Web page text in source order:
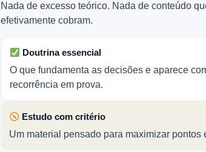
Nada de excesso teórico. Nada de conteúdo
efetivamente cobram.
Doutrina essencial
O que fundamenta as decisões e aparece
recorrência em prova.
Estudo com critério
Um material pensado para maximizar pontos